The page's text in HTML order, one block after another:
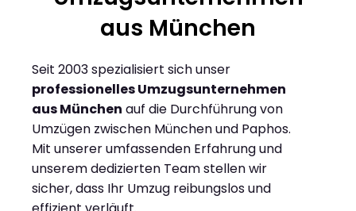
aus München
Seit 2003 spezialisiert sich unser
professionelles Umzugsunternehmen
aus München auf die Durchführung von
Umzügen zwischen München und Paphos.
Mit unserer umfassenden Erfahrung und
unserem dedizierten Team stellen wir
sicher, dass Ihr Umzug reibungslos und